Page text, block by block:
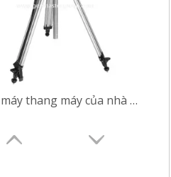
Chân máy thang máy của nhà thầu (3,5m)